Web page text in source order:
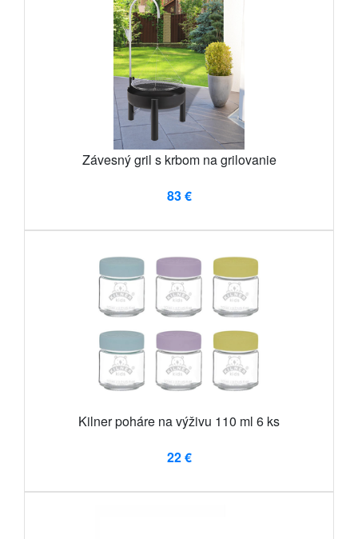
Závesný gril s krbom na grilovanie
83 €
Kilner poháre na výživu 110 ml 6 ks
22 €